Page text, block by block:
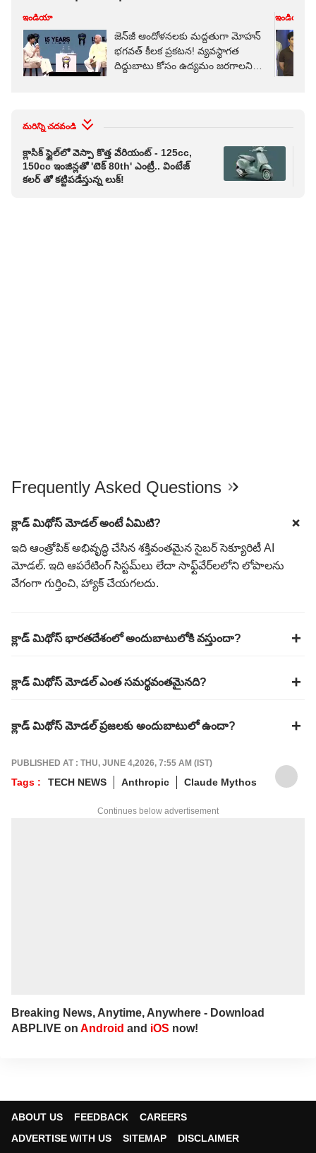
ఇండియా
జెన్‌జీ ఆందోళనలకు మద్దతుగా మోహన్
భగవత్ కీలక ప్రకటన! వ్యవస్థాగత
దిద్దుబాటు కోసం ఉద్యమం జరగాలని
ఇండియా
మరిన్ని చదవండి
క్లాసిక్ స్టైల్‌లో వెస్పా కొత్త వేరియంట్ - 125cc,
150cc ఇంజిన్లతో 'టెక్ 80th' ఎంట్రీ.. వింటేజ్
కలర్ తో కట్టిపడేస్తున్న లుక్!
Frequently Asked Questions
క్లాడ్ మిథోస్ మోడల్ అంటే ఏమిటి?
ఇది ఆంత్రోపిక్ అభివృద్ధి చేసిన శక్తివంతమైన సైబర్ సెక్యూరిటీ AI
మోడల్. ఇది ఆపరేటింగ్ సిస్టమ్‌లు లేదా సాఫ్ట్‌వేర్‌లలోని లోపాలను
వేగంగా గుర్తించి, హ్యాక్ చేయగలదు.
క్లాడ్ మిథోస్ భారతదేశంలో అందుబాటులోకి వస్తుందా?
క్లాడ్ మిథోస్ మోడల్ ఎంత సమర్థవంతమైనది?
క్లాడ్ మిథోస్ మోడల్ ప్రజలకు అందుబాటులో ఉందా?
PUBLISHED AT : THU, JUNE 4,2026, 7:55 AM (IST)
Tags : TECH NEWS Anthropic Claude Mythos
Continues below advertisement
Breaking News, Anytime, Anywhere - Download
ABPLIVE on Android and iOS now!
ABOUT US FEEDBACK
CAREERS
ADVERTISE WITH US
SITEMAP DISCLAIMER